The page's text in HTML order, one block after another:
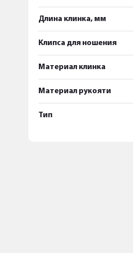
Длина клинка, мм
Клипса для ношения
Материал клинка
Материал рукояти
Тип